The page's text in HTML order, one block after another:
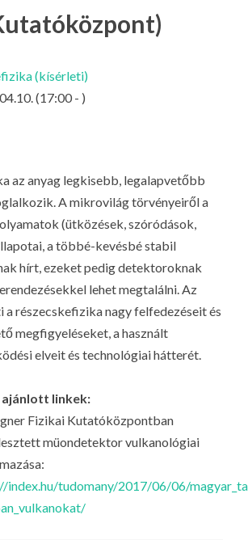
LA
G
KI
(kísérleti)
(17:00 - )
az anyag legkisebb, legalapvetőbb
A mikrovilág törvényeiről a
(ütközések, szóródások,
a többé-kevésbé stabil
hírt, ezeket pedig detektoroknak
lehet megtalálni. Az
a részecskefizika nagy felfedezéseit és
megfigyeléseket, a használt
elveit és technológiai hátterét.
linkek:
Fizikai Kutatóközpontban
müondetektor vulkanológiai
index.hu/tudomany/2017/06/06/